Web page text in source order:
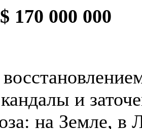
$ 170 000 000
кандалы и
на Земле,